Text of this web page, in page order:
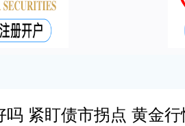
吗 紧盯债市拐点 黄金